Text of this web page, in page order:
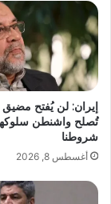
إيران: لن يُفتح
تُصلح واشنطن
شروطنا
أغسطس 8, 2026